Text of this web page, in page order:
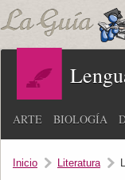
ARTE BIOLOGÍA
Inicio Literatura